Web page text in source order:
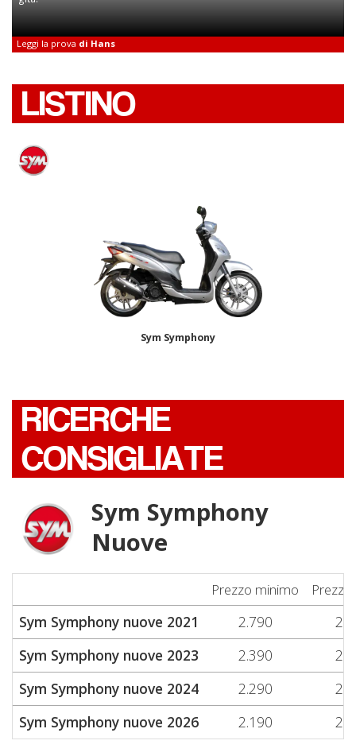
Leggi la prova di Hans
LISTINO
Sym Symphony
RICERCHE
CONSIGLIATE
Sym Symphony
Nuove
Prezzo minimo
Sym Symphony nuove 2021 2.790
Sym Symphony nuove 2023
2.390
Sym Symphony nuove 2024
2.290
Sym Symphony nuove 2026
2.190